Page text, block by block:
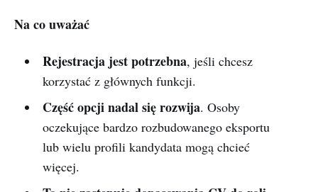
Na co uważać
Rejestracja jest potrzebna, jeśli chcesz
korzystać z głównych funkcji.
Część opcji nadal się rozwija. Osoby
oczekujące bardzo rozbudowanego eksportu
lub wielu profili kandydata mogą chcieć
więcej.